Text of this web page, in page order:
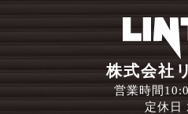
株式会社
営業時間
定休日